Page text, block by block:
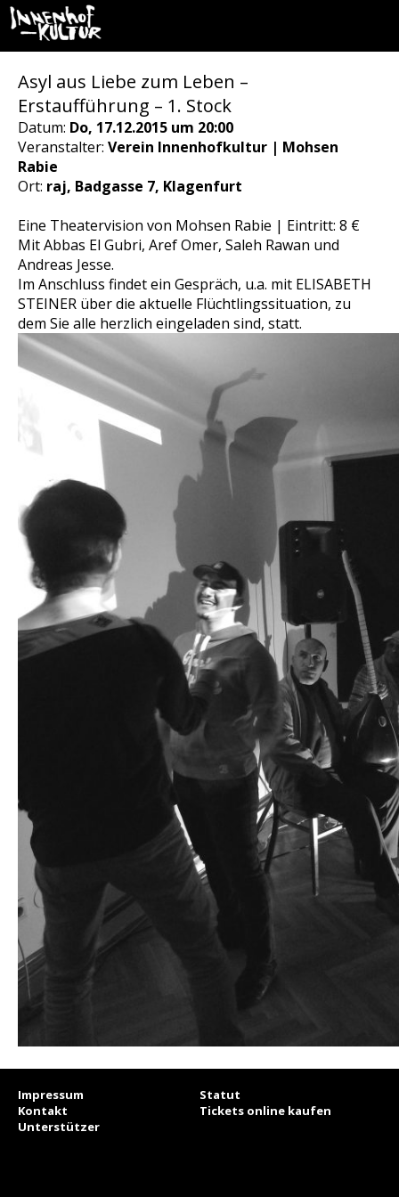
Asyl aus Liebe zum Leben –
Erstaufführung – 1. Stock
Datum: Do, 17.12.2015 um 20:00
Veranstalter: Verein Innenhofkultur | Mohsen
Rabie
Ort: raj, Badgasse 7, Klagenfurt
Eine Theatervision von Mohsen Rabie | Eintritt: 8 €
Mit Abbas El Gubri, Aref Omer, Saleh Rawan und
Andreas Jesse.
Im Anschluss findet ein Gespräch, u.a. mit ELISABETH
STEINER über die aktuelle Flüchtlingssituation, zu
dem Sie alle herzlich eingeladen sind, statt.
Impressum
Statut
Kontakt
Tickets online kaufen
Unterstützer